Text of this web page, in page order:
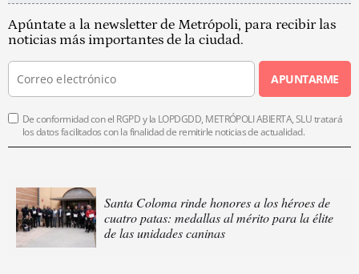
Apúntate a la newsletter de Metrópoli, para recibir las
noticias más importantes de la ciudad.
APUNTARME
De conformidad con el RGPD y la LOPDGDD, METRÓPOLI ABIERTA, SLU tratará
los datos facilitados con la finalidad de remitirle noticias de actualidad.
Santa Coloma rinde honores a los héroes de
cuatro patas: medallas al mérito para la élite
de las unidades caninas